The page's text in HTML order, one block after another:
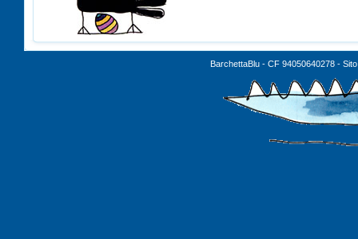
BarchettaBlu - CF 94050640278 -